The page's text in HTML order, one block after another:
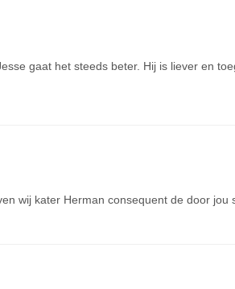
gaat het steeds beter. Hij is liever en
wij kater Herman consequent de door jou